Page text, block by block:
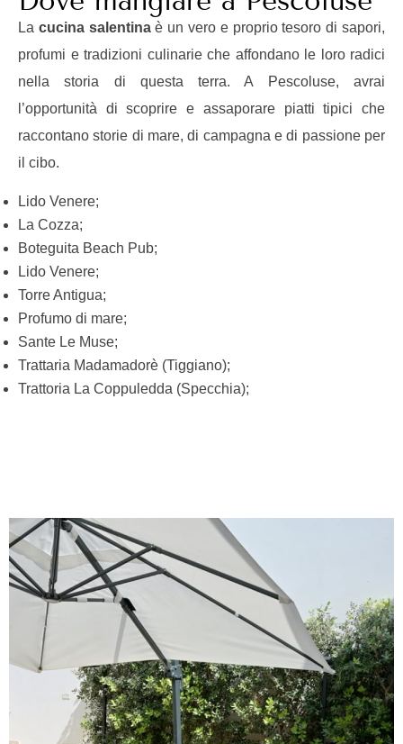
La cucina salentinaè un vero e proprio tesoro di sapori,
profumi e tradizioni culinarie che affondano le loro radici
nella storia di questa terra. A Pescoluse, avrai
l’opportunità di scoprire e assaporare piatti tipici che
raccontano storie di mare, di campagna e di passione per
il cibo.
Lido Venere;
La Cozza;
Boteguita Beach Pub;
Lido Venere;
Torre Antigua;
Profumo di mare;
Sante Le Muse;
Trattaria Madamadorè (Tiggiano);
Trattoria La Coppuledda (Specchia);